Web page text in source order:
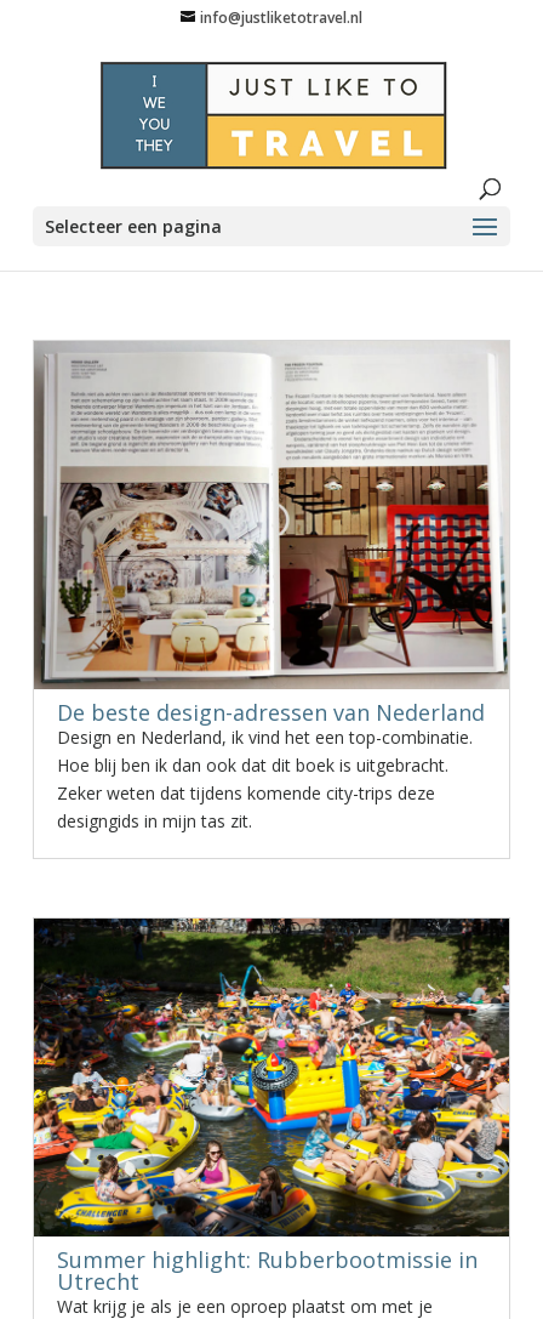
info@justliketotravel.nl
Selecteer een pagina
De beste design-adressen van Nederland
Design en Nederland, ik vind het een top-combinatie.
Hoe blij ben ik dan ook dat dit boek is uitgebracht.
Zeker weten dat tijdens komende city-trips deze
designgids in mijn tas zit.
Summer highlight: Rubberbootmissie in
Utrecht
Wat krijg je als je een oproep plaatst om met je